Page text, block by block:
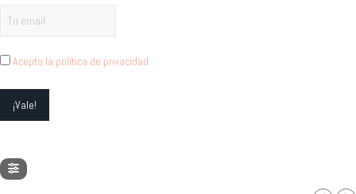
Acepto la política de privacidad